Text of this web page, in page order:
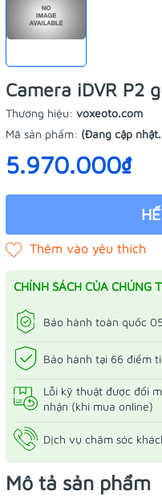
Camera iDVR P2
Thương hiệu: voxeoto.com
Mã sản phẩm: (Đang cập
5.970.000₫
CHÍNH SÁCH CỦA CHÚNG
Bảo hành toàn quốc
Bảo hành tại 66 điểm
Lỗi kỹ thuật được đổi
nhận (khi mua online)
Dịch vụ chăm sóc
Mô tả sản phẩm